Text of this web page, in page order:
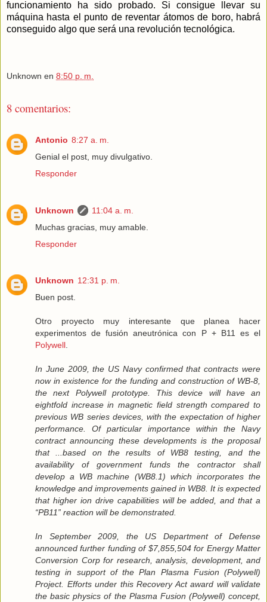
funcionamiento ha sido probado. Si consigue llevar su
máquina hasta el punto de reventar átomos de boro, habrá
conseguido algo que será una revolución tecnológica.
Unknown en 8:50 p. m.
8 comentarios:
Antonio 8:27 a. m.
Genial el post, muy divulgativo.
Responder
Unknown
11:04 a. m.
Muchas gracias, muy amable.
Responder
Unknown 12:31 p. m.
Buen post.
Otro proyecto muy interesante que planea hacer
experimentos de fusión aneutrónica con P + B11 es el
Polywell.
In June 2009, the US Navy confirmed that contracts were
now in existence for the funding and construction of WB-8,
the next Polywell prototype. This device will have an
eightfold increase in magnetic field strength compared to
previous WB series devices, with the expectation of higher
performance. Of particular importance within the Navy
contract announcing these developments is the proposal
that ...based on the results of WB8 testing, and the
availability of government funds the contractor shall
develop a WB machine (WB8.1) which incorporates the
knowledge and improvements gained in WB8. It is expected
that higher ion drive capabilities will be added, and that a
“PB11” reaction will be demonstrated.
In September 2009, the US Department of Defense
announced further funding of $7,855,504 for Energy Matter
Conversion Corp for research, analysis, development, and
testing in support of the Plan Plasma Fusion (Polywell)
Project. Efforts under this Recovery Act award will validate
the basic physics of the Plasma Fusion (Polywell) concept,